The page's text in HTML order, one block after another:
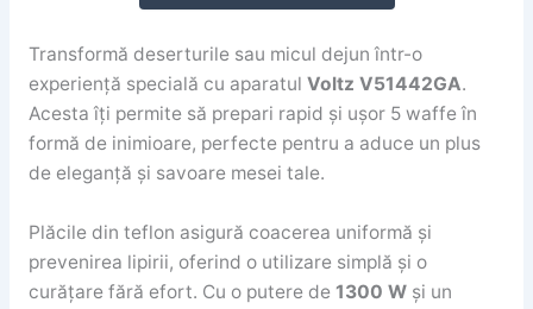
Transformă deserturile sau micul dejun într-o
experiență specială cu aparatul Voltz V51442GA.
Acesta îți permite să prepari rapid și ușor 5 waffe în
formă de inimioare, perfecte pentru a aduce un plus
de eleganță și savoare mesei tale.
Plăcile din teflon asigură coacerea uniformă și
prevenirea lipirii, oferind o utilizare simplă și o
curățare fără efort. Cu o putere de 1300 Wși un